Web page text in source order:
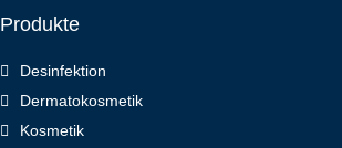
Produkte
Desinfektion
Dermatokosmetik
Kosmetik